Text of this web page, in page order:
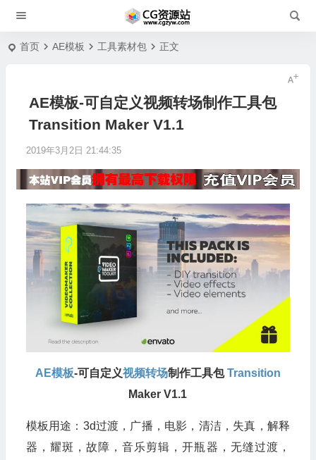
首页 AE模板 工具素材包 正文
AE模板-可自定义视频转场制作工具包
Transition Maker V1.1
2019年3月2日 21:44:35
AE模板-可自定义视频转场制作工具包Transition
Maker V1.1
模板用途：3d过渡，广播，电影，清洁，失真，解释
器，耀斑，故障，音乐剪辑，开瓶器，无缝过渡，